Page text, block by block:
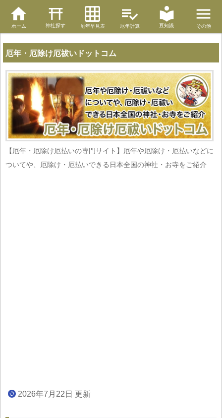
ホーム 神社探す 厄年早見表 厄年計算 豆知識 その他
厄年・厄除け厄祓いドットコム
【厄年・厄除け厄払いの専門サイト】厄年や厄除け・厄払いなどに
ついてや、厄除け・厄払いできる日本全国の神社・お寺をご紹介
2026年7月22日 更新